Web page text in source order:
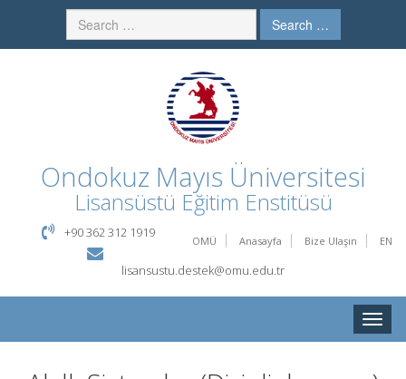
Search …
Ondokuz Mayıs Üniversitesi
Lisansüstü Eğitim Enstitüsü
OMÜ Anasayfa Bize Ulaşın EN
+90 362 312 1919
lisansustu.destek@omu.edu.tr
Toggle